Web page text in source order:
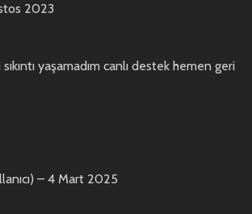
2023
yaşamadım canlı destek hemen geri
– 4 Mart 2025